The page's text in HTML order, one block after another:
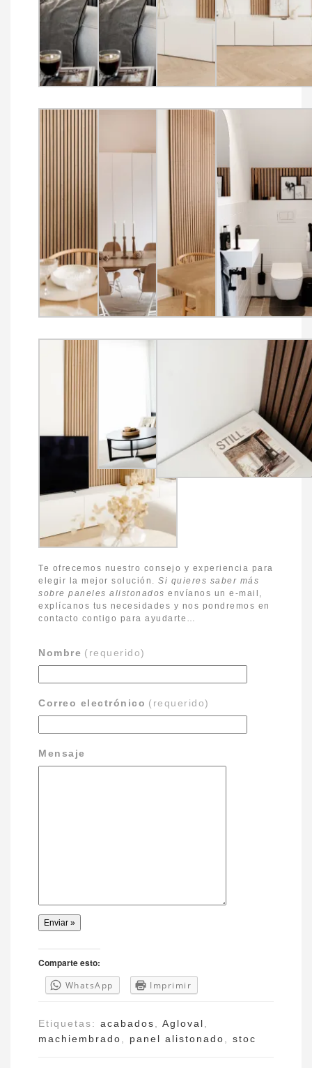
Te ofrecemos nuestro consejo y experiencia para
elegir la mejor solución. Si quieres saber más
sobre paneles alistonados envíanos un e-mail,
explícanos tus necesidades y nos pondremos en
contacto contigo para ayudarte…
Nombre (requerido)
Correo electrónico (requerido)
Mensaje
Comparte esto:
WhatsApp Imprimir
Etiquetas: acabados Agloval
machiembrado
panel alistonado stoc